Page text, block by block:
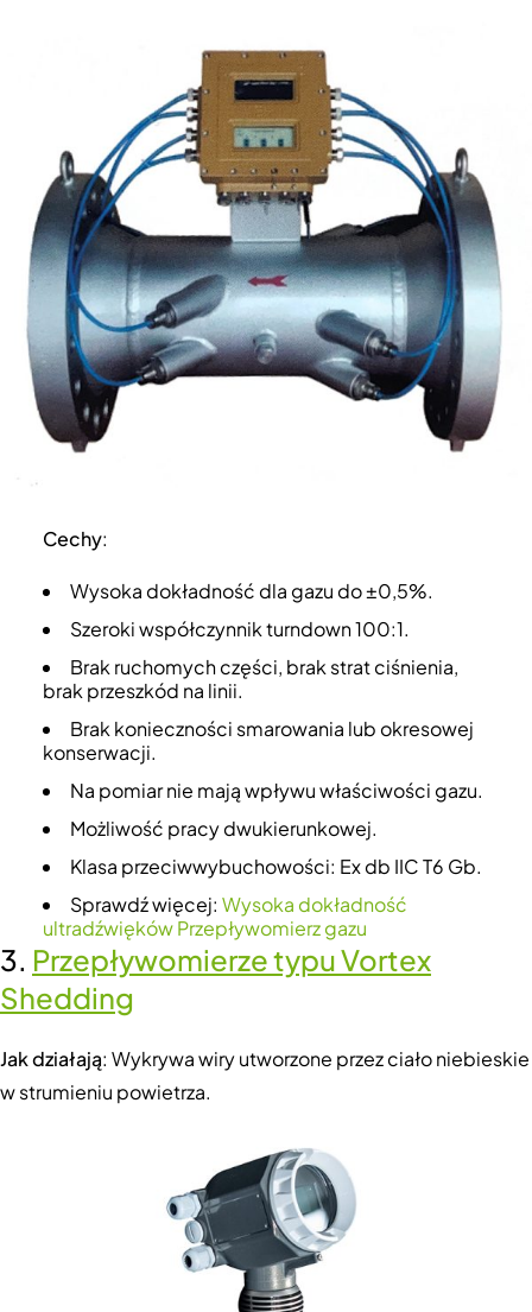
Cechy:
Wysoka dokładność dla gazu do ±0,5%.
Szeroki współczynnik turndown 100:1.
Brak ruchomych części, brak strat ciśnienia,
brak przeszkód na linii.
Brak konieczności smarowania lub okresowej
konserwacji.
Na pomiar nie mają wpływu właściwości gazu.
Możliwość pracy dwukierunkowej.
Klasa przeciwwybuchowości: Ex db IIC T6 Gb.
Sprawdź więcej: Wysoka dokładność
ultradźwiękówPrzepływomierz gazu
3. Przepływomierze typu Vortex
Shedding
Jak działają: Wykrywa wiry utworzone przez ciało niebieskie
w strumieniu powietrza.